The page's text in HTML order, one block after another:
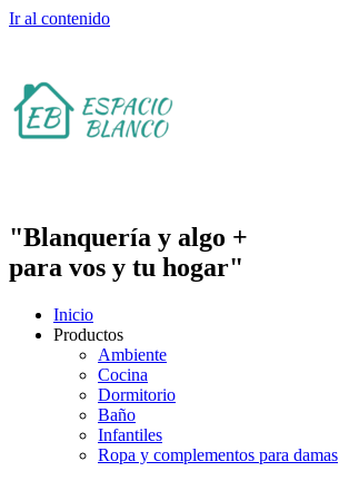
Ir al contenido
"Blanquería y algo +
para vos y tu hogar"
Inicio
Productos
Ambiente
Cocina
Dormitorio
Baño
Infantiles
Ropa y complementos para damas